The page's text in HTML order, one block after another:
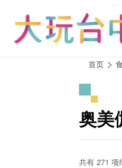
首页
奥美
共有 271 项